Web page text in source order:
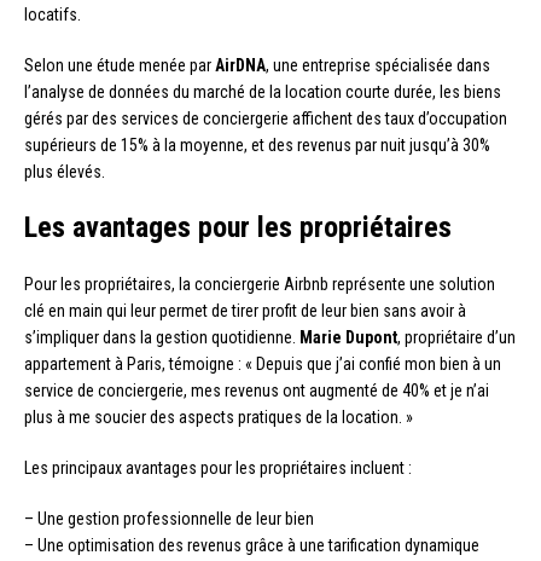
locatifs.
Selon une étude menée parAirDNA, une entreprise spécialisée dans
l’analyse de données du marché de la location courte durée, les biens
gérés par des services de conciergerie affichent des taux d’occupation
supérieurs de 15% à la moyenne, et des revenus par nuit jusqu’à 30%
plus élevés.
Les avantages pour les propriétaires
Pour les propriétaires, la conciergerie Airbnb représente une solution
clé en main qui leur permet de tirer profit de leur bien sans avoir à
s’impliquer dans la gestion quotidienne. Marie Dupont, propriétaire d’un
appartement à Paris, témoigne : « Depuis que j’ai confié mon bien à un
service de conciergerie, mes revenus ont augmenté de 40% et je n’ai
plus à me soucier des aspects pratiques de la location. »
Les principaux avantages pour les propriétaires incluent :
– Une gestion professionnelle de leur bien
– Une optimisation des revenus grâce à une tarification dynamique